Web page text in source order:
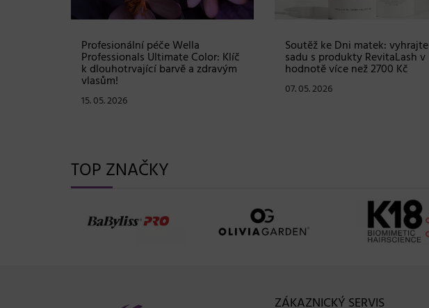
Profesionální péče Wella
Professionals Ultimate Color: Klíč
k dlouhotrvající barvě a zdravým
vlasům!
15. 05. 2026
Soutěž ke Dni matek: vyhrajte
sadu s produkty RevitaLash v
hodnotě více než 2700 Kč
07. 05. 2026
TOP ZNAČKY
ZÁKAZNICKÝ SERVIS